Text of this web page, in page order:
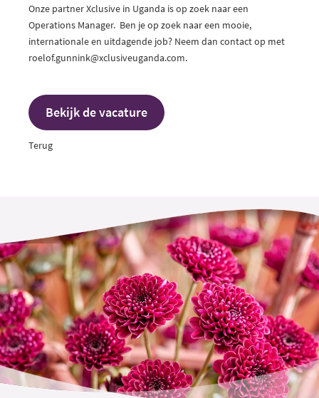
Onze partner Xclusive in Uganda is op zoek naar een
Operations Manager. Ben je op zoek naar een mooie,
internationale en uitdagende job? Neem dan contact op met
roelof.gunnink@xclusiveuganda.com.
Bekijk de vacature
Terug